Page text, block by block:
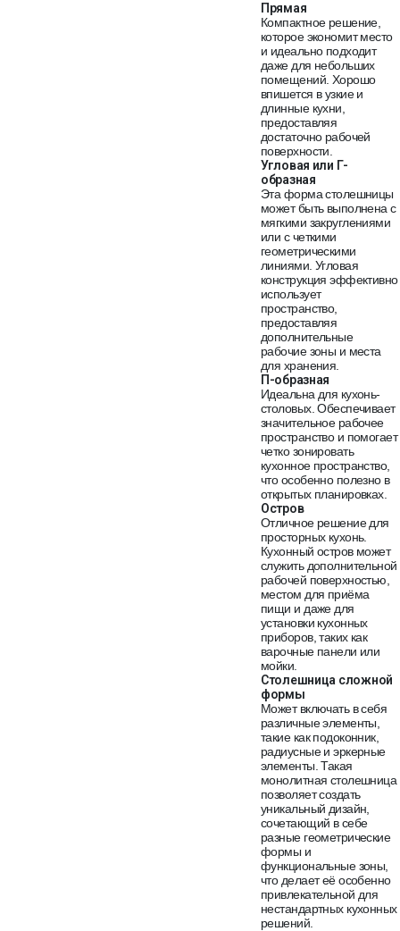
Прямая
Компактное решение,
которое экономит место
и идеально подходит
даже для небольших
помещений. Хорошо
впишется в узкие и
длинные кухни,
предоставляя
достаточно рабочей
поверхности.
Угловая или Г-
образная
Эта форма столешницы
может быть выполнена с
мягкими закруглениями
или с четкими
геометрическими
линиями. Угловая
конструкция эффективно
использует
пространство,
предоставляя
дополнительные
рабочие зоны и места
для хранения.
П-образная
Идеальна для кухонь-
столовых. Обеспечивает
значительное рабочее
пространство и помогает
четко зонировать
кухонное пространство,
что особенно полезно в
открытых планировках.
Остров
Отличное решение для
просторных кухонь.
Кухонный остров может
служить дополнительной
рабочей поверхностью,
местом для приёма
пищи и даже для
установки кухонных
приборов, таких как
варочные панели или
мойки.
Столешница сложной
формы
Может включать в себя
различные элементы,
такие как подоконник,
радиусные и эркерные
элементы. Такая
монолитная столешница
позволяет создать
уникальный дизайн,
сочетающий в себе
разные геометрические
формы и
функциональные зоны,
что делает её особенно
привлекательной для
нестандартных кухонных
решений.